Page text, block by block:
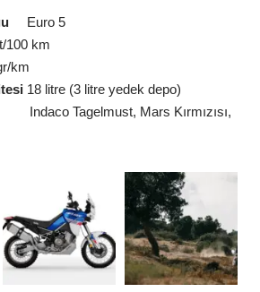
Euro 5
100 km
km
18 litre (3 litre yedek depo)
Indaco Tagelmust, Mars Kırmızısı,